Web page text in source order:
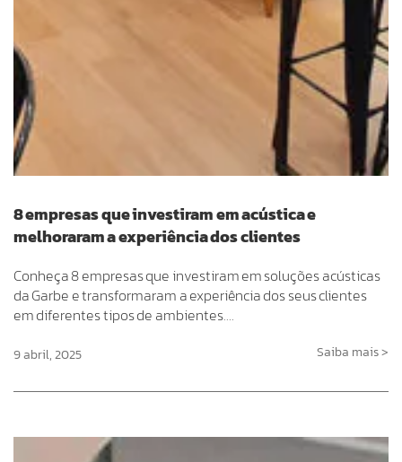
8 empresas que investiram em acústica e
melhoraram a experiência dos clientes
Conheça 8 empresas que investiram em soluções acústicas
da Garbe e transformaram a experiência dos seus clientes
em diferentes tipos de ambientes….
9 abril, 2025 Saiba mais >